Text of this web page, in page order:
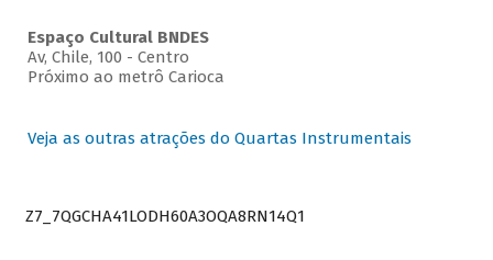
Espaço Cultural BNDES
Av, Chile, 100 - Centro
Próximo ao metrô Carioca
Veja as outras atrações do Quartas Instrumentais
Z7_7QGCHA41LODH60A3OQA8RN14Q1